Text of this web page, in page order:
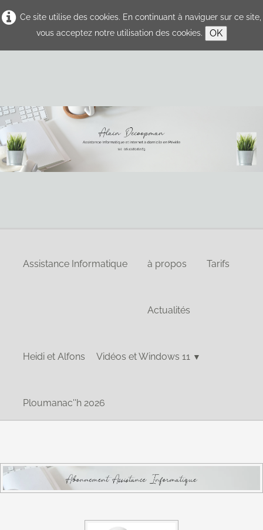
Ce site utilise des cookies. En continuant à naviguer sur ce site,
vous acceptez notre utilisation des cookies.
OK
Assistance Informatique à propos Tarifs
Actualités
Heidi et Alfons Vidéos et Windows 11 ▼
Ploumanac''h 2026